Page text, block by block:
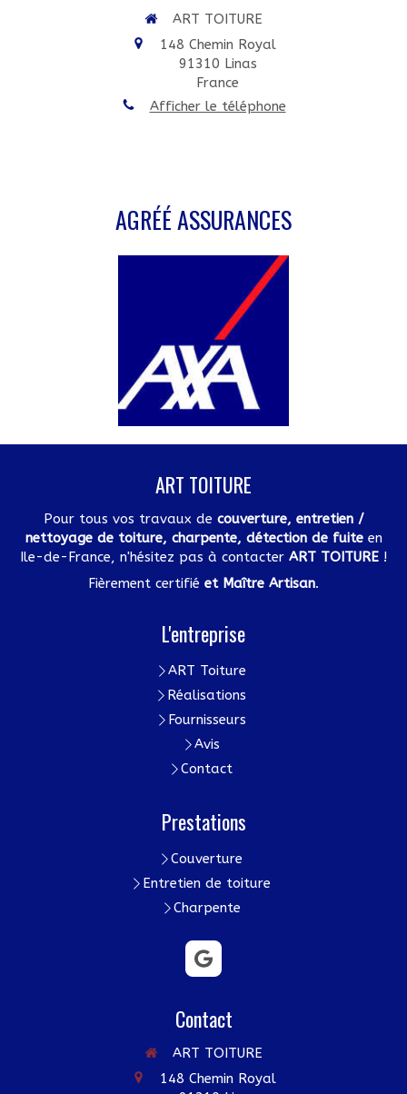
ART TOITURE
148 Chemin Royal
91310 Linas
France
Afficher le téléphone
AGRÉÉ ASSURANCES
ART TOITURE
Pour tous vos travaux de couverture, entretien /
nettoyage de toiture, charpente, détection de fuiteen
Ile-de-France, n'hésitez pas à contacter ART TOITURE !
Fièrement certifié et Maître Artisan.
L'entreprise
ART Toiture
Réalisations
Fournisseurs
Avis
Contact
Prestations
Couverture
Entretien de toiture
Charpente
Contact
ART TOITURE
148 Chemin Royal